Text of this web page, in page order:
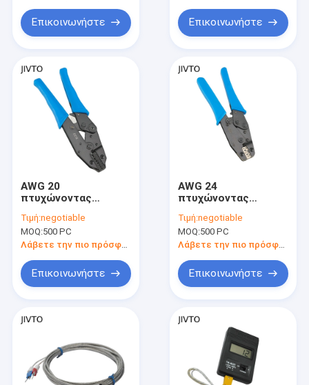
Περίπου εμείς
Επικοινωνήστε Επικοινωνήστε
AWG 20
πτυχώνοντας
Διαδικτύου 2X6MM2
καλωδίων
ανοξείδωτου ΚΚ
Τιμή:negotiable
MOQ:500 PC
Λάβετε την πιο πρόσφατη τιμή
Επικοινωνήστε
AWG 24
πτυχώνοντας
καλωδίων 203mm
ανά Lug καλωδίων
μονάδων Crimper
Τιμή:negotiable
MOQ:500 PC
Λάβετε την πιο πρόσφατη τιμή
Επικοινωνήστε